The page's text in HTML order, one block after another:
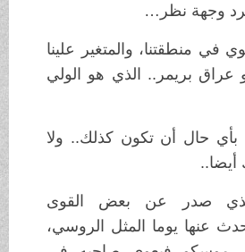
وجهة نظر…
في منطقتنا، والمتغير علينا
بريمر.. الذي هو الولي
حال أن تكون كذلك.. ولا
صدر عن بعض القوى
عنها يوما المثل الروسي،